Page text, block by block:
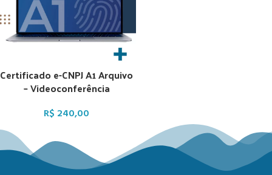
Certificado e-CNPJ A1 Arquivo
– Videoconferência
R$ 240,00